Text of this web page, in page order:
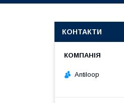
КОНТАКТИ
Antiloop